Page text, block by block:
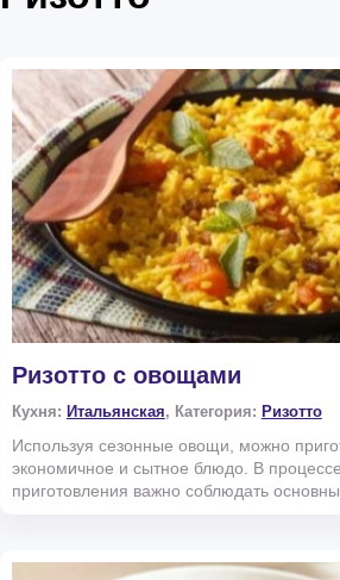
Ризотто с овощами
Кухня: Итальянская, Категория: Ризотто
Используя сезонные овощи, можно
экономичное и сытное блюдо. В процессе
приготовления важно соблюдать